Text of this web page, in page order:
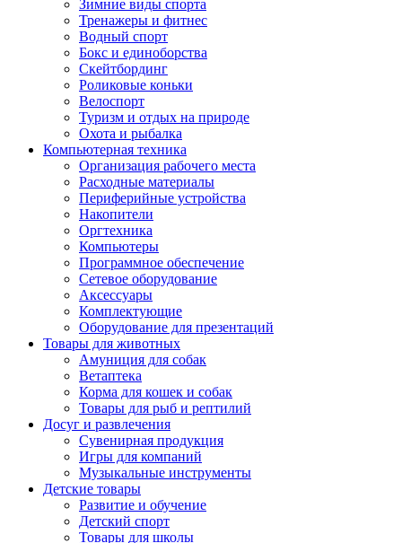
Зимние виды спорта
Тренажеры и фитнес
Водный спорт
Бокс и единоборства
Скейтбординг
Роликовые коньки
Велоспорт
Туризм и отдых на природе
Охота и рыбалка
Компьютерная техника
Организация рабочего места
Расходные материалы
Периферийные устройства
Накопители
Оргтехника
Компьютеры
Программное обеспечение
Сетевое оборудование
Аксессуары
Комплектующие
Оборудование для презентаций
Товары для животных
Амуниция для собак
Ветаптека
Корма для кошек и собак
Товары для рыб и рептилий
Досуг и развлечения
Сувенирная продукция
Игры для компаний
Музыкальные инструменты
Детские товары
Развитие и обучение
Детский спорт
Товары для школы